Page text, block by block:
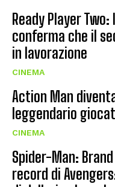
Ready Player
conferma che il
in lavorazione
CINEMA
Action Man
leggendario
CINEMA
Spider-Man:
record di